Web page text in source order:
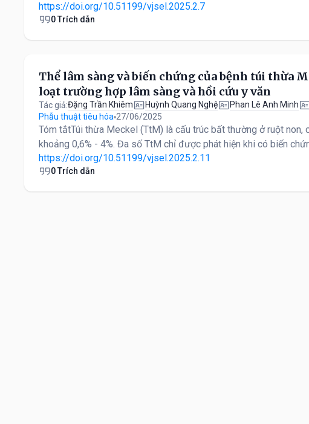
https://doi.org/10.51199/vjsel.2025.2.7
0 Trích dẫn
Thể lâm sàng và biến chứng của bệnh túi thừa
loạt trường hợp lâm sàng và hồi cứu y văn
Tác giả:Đặng Trần Khiêm Huỳnh Quang Nghệ Phan Lê Anh Minh
Phẫu thuật tiêu hóa 27/06/2025
Tóm tắtTúi thừa Meckel (TtM) là cấu trúc bất thường ở ruột non,
khoảng 0,6% - 4%. Đa số TtM chỉ được phát hiện khi có biến
https://doi.org/10.51199/vjsel.2025.2.11
0 Trích dẫn